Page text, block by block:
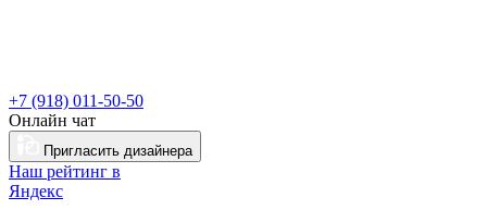
+7 (918) 011-50-50
Онлайн чат
Пригласить дизайнера
Наш рейтинг в
Яндекс